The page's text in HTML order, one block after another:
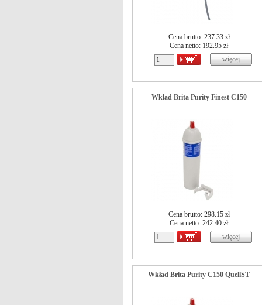
Cena brutto: 237.33 zł
Cena netto: 192.95 zł
Wkład Brita Purity Finest C150
Cena brutto: 298.15 zł
Cena netto: 242.40 zł
Wkład Brita Purity C150 QuellST